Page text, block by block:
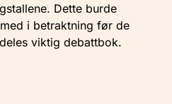
Dette burde
i betraktning før de
viktig debattbok.